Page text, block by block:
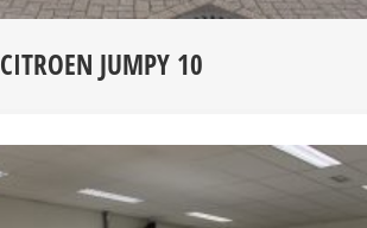
CITROEN JUMPY 10